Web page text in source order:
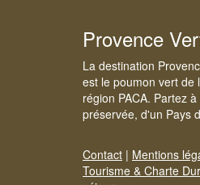
Provence
La destination
est le poumon vert de
région PACA. Partez
préservée, d'un Pays
Contact | Mentions
Tourisme & Charte